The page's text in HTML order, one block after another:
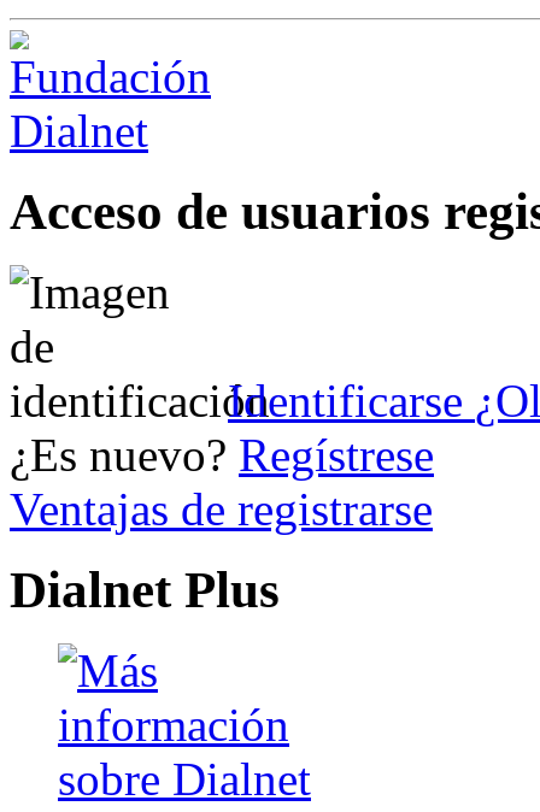
Acceso de usuarios
Identificarse
¿Es nuevo? Regístrese
Ventajas de registrarse
Dialnet Plus